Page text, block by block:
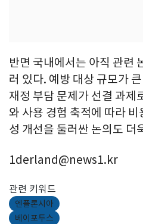
반면 국내에서는 아직 관련
러 있다. 예방 대상 규모가
재정 부담 문제가 선결 과제
와 사용 경험 축적에 따라
성 개선을 둘러싼 논의도 더
1derland@news1.kr
관련 키워드
엔플론시아
베이포투스